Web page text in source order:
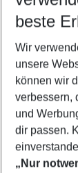
2
beste
Wir
unsere
können wir
verbessern,
und
dir passen.
„Nur